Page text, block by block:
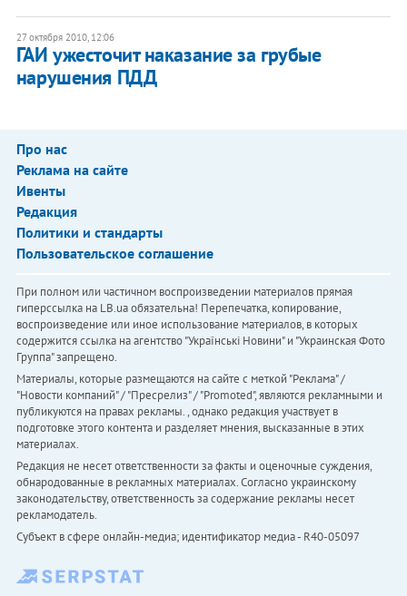
27 октября 2010, 12:06
ГАИ ужесточит наказание за грубые
нарушения ПДД
Про нас
Реклама на сайте
Ивенты
Редакция
Политики и стандарты
Пользовательское соглашение
При полном или частичном воспроизведении материалов прямая
гиперссылка на LB.ua обязательна! Перепечатка, копирование,
воспроизведение или иное использование материалов, в которых
содержится ссылка на агентство "Українськi Новини" и "Украинская Фото
Группа" запрещено.
Материалы, которые размещаются на сайте с меткой "Реклама" /
"Новости компаний" / "Пресрелиз" / "Promoted", являются рекламными и
публикуются на правах рекламы. , однако редакция участвует в
подготовке этого контента и разделяет мнения, высказанные в этих
материалах.
Редакция не несет ответственности за факты и оценочные суждения,
обнародованные в рекламных материалах. Согласно украинскому
законодательству, ответственность за содержание рекламы несет
рекламодатель.
Субъект в сфере онлайн-медиа; идентификатор медиа - R40-05097